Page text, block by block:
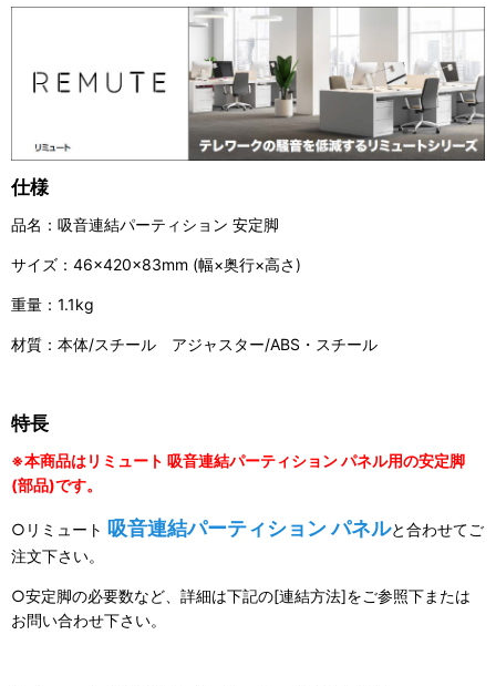
仕様
品名：吸音連結パーティション 安定脚
サイズ：46×420×83mm (幅×奥行×高さ)
重量：1.1kg
材質：本体/スチール アジャスター/ABS・スチール
特長
※本商品はリミュート 吸音連結パーティション パネル用の安定脚
(部品)です。
○リミュート 吸音連結パーティション パネルと合わせてご
注文下さい。
○安定脚の必要数など、詳細は下記の[連結方法]をご参照下または
お問い合わせ下さい。